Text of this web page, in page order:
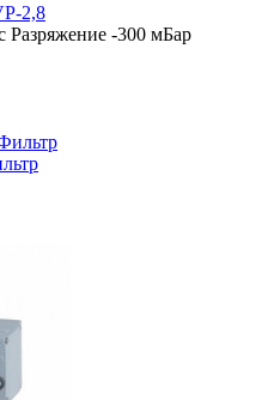
2,8
Разряжение -300 мБар